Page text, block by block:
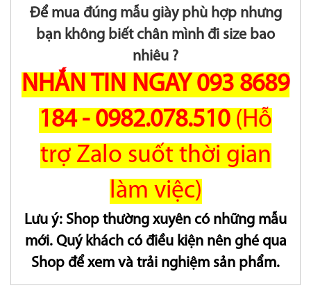
Để mua đúng mẫu giày phù hợp nhưng
bạn không biết chân mình đi size bao
nhiêu ?
NHẮN TIN NGAY 093 8689
184 - 0982.078.510 (Hỗ
trợ Zalo suốt thời gian
làm việc)
Lưu ý: Shop thường xuyên có những mẫu
mới. Quý khách có điều kiện nên ghé qua
Shop để xem và trải nghiệm sản phẩm.